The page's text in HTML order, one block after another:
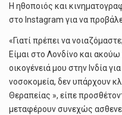
Η ηθοποιός και
στο Instagram για να
«Γιατί πρέπει να
Είμαι στο Λονδίνο και
οικογένειά μου στην Ινδία
νοσοκομεία, δεν υπάρχουν
Θεραπείας », είπε
μεταφέρουν συνεχώς